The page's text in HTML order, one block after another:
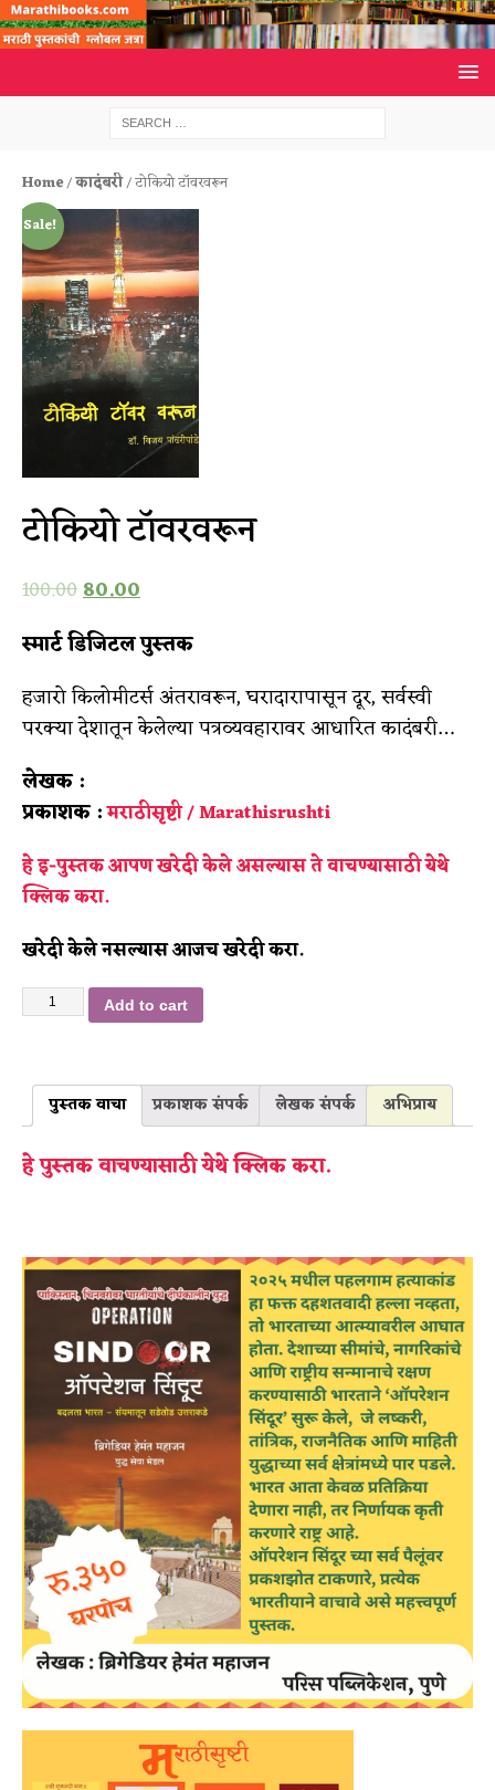
Home/कादंबरी/ टोकियो टॉवरवरून
Sale!
टोकियो टॉवरवरून
100.0080.00
स्मार्ट डिजिटल पुस्तक
हजारो किलोमीटर्स अंतरावरून, घरादारापासून दूर, सर्वस्वी
परक्या देशातून केलेल्या पत्रव्यवहारावर आधारित कादंबरी…
लेखक :
प्रकाशक :मराठीसृष्टी / Marathisrushti
हे इ-पुस्तक आपण खरेदी केले असल्यास ते वाचण्यासाठीयेथे
क्लिक करा.
खरेदी केले नसल्यास आजच खरेदी करा.
Add to cart
पुस्तक वाचा प्रकाशक संपर्क लेखक संपर्क अभिप्राय
हे पुस्तक वाचण्यासाठी येथे क्लिक करा.